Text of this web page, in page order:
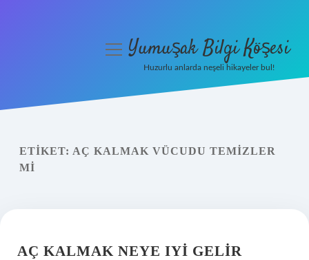
Yasal Uyarı
menüyüYumuşak Bilgi Köşesi
Huzurlu anlarda neşeli hikayeler bul!
ETIKET: AÇ KALMAK VÜCUDU TEMIZLER
MI
AÇ KALMAK NEYE IYI GELIR